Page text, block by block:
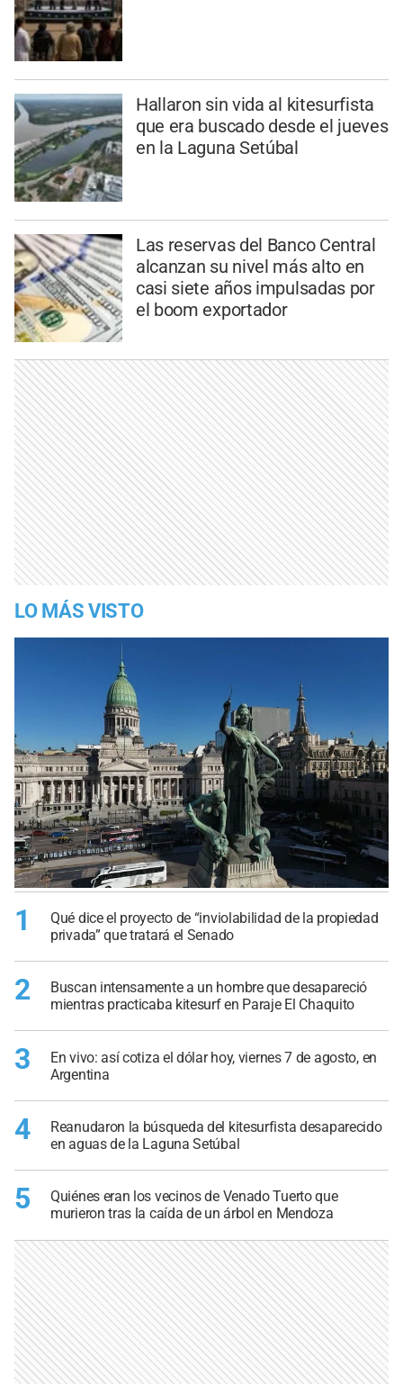
Hallaron sin vida al kitesurfista
que era buscado desde el jueves
en la Laguna Setúbal
Las reservas del Banco Central
alcanzan su nivel más alto en
casi siete años impulsadas por
el boom exportador
LO MÁS VISTO
1
Qué dice el proyecto de “inviolabilidad de la propiedad
privada” que tratará el Senado
2
Buscan intensamente a un hombre que desapareció
mientras practicaba kitesurf en Paraje El Chaquito
3
En vivo: así cotiza el dólar hoy, viernes 7 de agosto, en
Argentina
4
Reanudaron la búsqueda del kitesurfista desaparecido
en aguas de la Laguna Setúbal
5
Quiénes eran los vecinos de Venado Tuerto que
murieron tras la caída de un árbol en Mendoza